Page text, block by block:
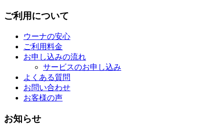
ご利用について
ウーナの安心
ご利用料金
お申し込みの流れ
サービスのお申し込み
よくある質問
お問い合わせ
お客様の声
お知らせ